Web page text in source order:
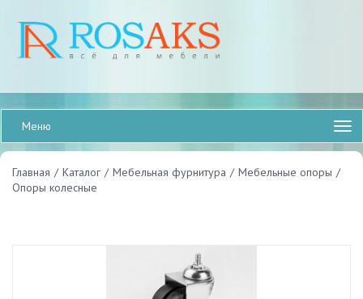
Меню
Главная / Каталог / Мебельная фурнитура / Мебельные опоры /
Опоры колесные